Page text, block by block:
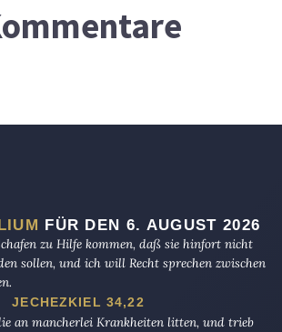
FÜR DEN 6. AUGUST 2026
zu Hilfe kommen, daß sie hinfort nicht
sollen, und ich will Recht sprechen zwischen
JECHEZKIEL 34,22
an mancherlei Krankheiten litten, und trieb